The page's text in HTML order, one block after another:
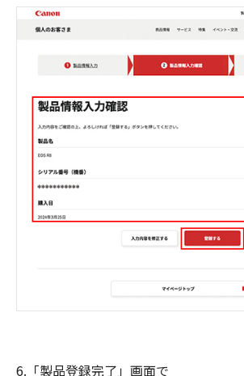
6.「製品登録完了」画面で